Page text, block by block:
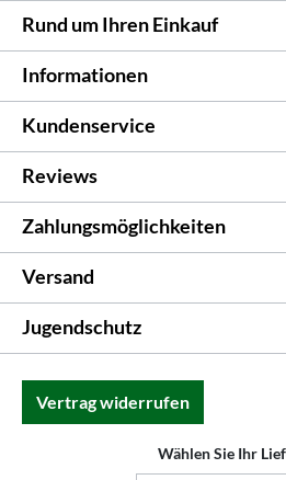
Rund um Ihren Einkauf
Informationen
Kundenservice
Reviews
Zahlungsmöglichkeiten
Versand
Jugendschutz
Vertrag widerrufen
Wählen Sie Ihr